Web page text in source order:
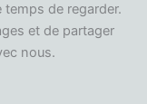
temps de regarder.
et de partager
nous.